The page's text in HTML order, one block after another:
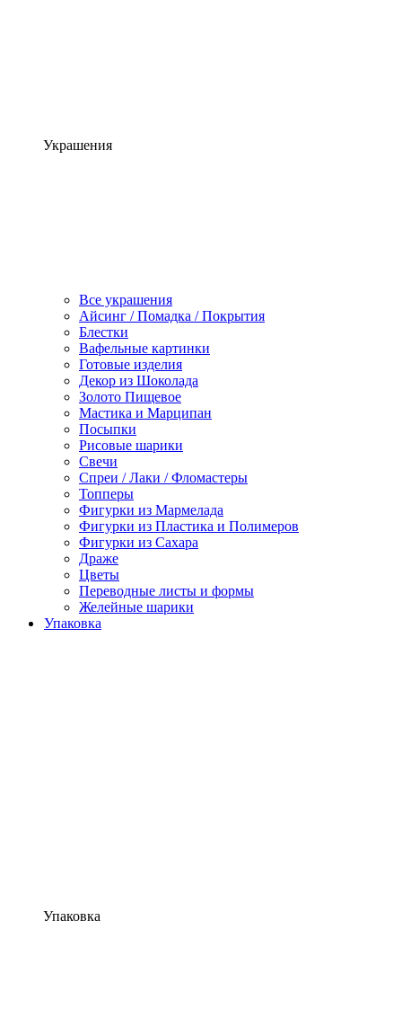
Украшения
Все украшения
Айсинг / Помадка / Покрытия
Блестки
Вафельные картинки
Готовые изделия
Декор из Шоколада
Золото Пищевое
Мастика и Марципан
Посыпки
Рисовые шарики
Свечи
Спреи / Лаки / Фломастеры
Топперы
Фигурки из Мармелада
Фигурки из Пластика и Полимеров
Фигурки из Сахара
Драже
Цветы
Переводные листы и формы
Желейные шарики
Упаковка
Упаковка